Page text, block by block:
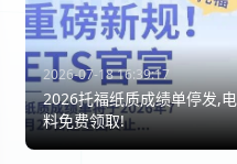
2026-07-18 16:39:17
2026托福纸质成绩单停发,
料免费领取!